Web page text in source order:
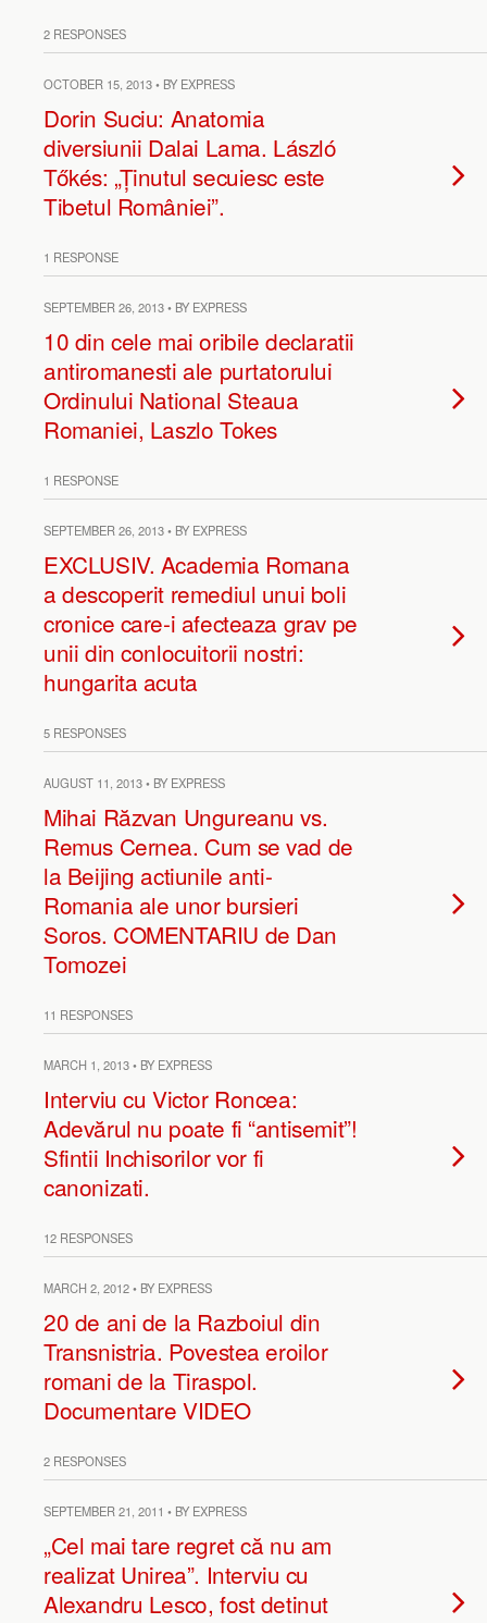
2 RESPONSES
OCTOBER 15, 2013 • BY EXPRESS
Dorin Suciu: Anatomia
diversiunii Dalai Lama. László
Tőkés: „Ținutul secuiesc este
Tibetul României”.
1 RESPONSE
SEPTEMBER 26, 2013 • BY EXPRESS
10 din cele mai oribile declaratii
antiromanesti ale purtatorului
Ordinului National Steaua
Romaniei, Laszlo Tokes
1 RESPONSE
SEPTEMBER 26, 2013 • BY EXPRESS
EXCLUSIV. Academia Romana
a descoperit remediul unui boli
cronice care-i afecteaza grav pe
unii din conlocuitorii nostri:
hungarita acuta
5 RESPONSES
AUGUST 11, 2013 • BY EXPRESS
Mihai Răzvan Ungureanu vs.
Remus Cernea. Cum se vad de
la Beijing actiunile anti-
Romania ale unor bursieri
Soros. COMENTARIU de Dan
Tomozei
11 RESPONSES
MARCH 1, 2013 • BY EXPRESS
Interviu cu Victor Roncea:
Adevărul nu poate fi “antisemit”!
Sfintii Inchisorilor vor fi
canonizati.
12 RESPONSES
MARCH 2, 2012 • BY EXPRESS
20 de ani de la Razboiul din
Transnistria. Povestea eroilor
romani de la Tiraspol.
Documentare VIDEO
2 RESPONSES
SEPTEMBER 21, 2011 • BY EXPRESS
„Cel mai tare regret că nu am
realizat Unirea”. Interviu cu
Alexandru Lesco, fost detinut